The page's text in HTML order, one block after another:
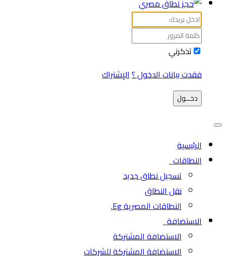
تذكرني
فقدت بيانات الدخول ؟الإشتراك
دخـــول
الرئيسية
النطاقات
تسجيل نطاق جديد
نقل النطاق
النطاقات المصرية Eg.
الاستضافة
الاستضافة المشتركة
الاستضافة المشتركة للشركات